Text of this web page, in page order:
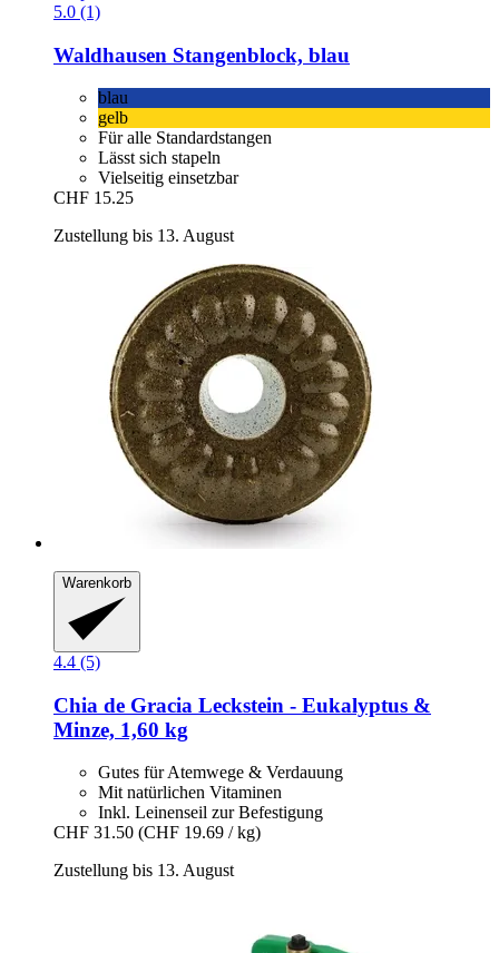
5.0 (1)
Waldhausen Stangenblock, blau
blau
gelb
Für alle Standardstangen
Lässt sich stapeln
Vielseitig einsetzbar
CHF 15.25
Zustellung bis 13. August
Warenkorb
4.4 (5)
Chia de Gracia Leckstein -​ Eukalyptus &
Minze, 1,60 kg
Gutes für Atemwege & Verdauung
Mit natürlichen Vitaminen
Inkl. Leinenseil zur Befestigung
CHF 31.50 (CHF 19.69 / kg)
Zustellung bis 13. August